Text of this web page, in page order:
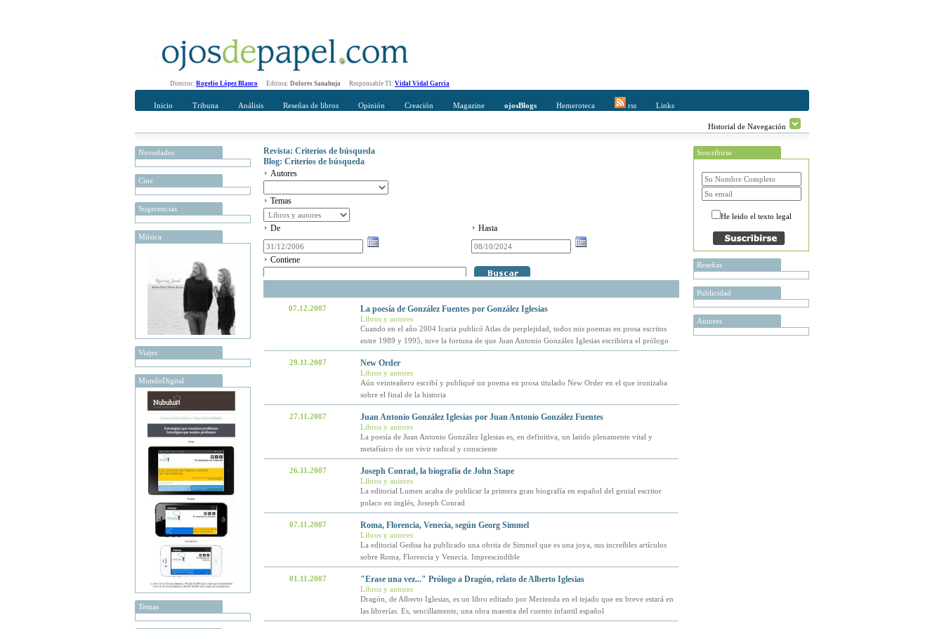
Director: Rogelio López Blanco Editora: Dolores Sanahuja Responsable TI: Vidal Vidal Garcia
Inicio Tribuna Análisis Reseñas de libros Opinión Creación Magazine ojosBlogs Hemeroteca rss Links
Historial de Navegación
Novedades
Cine
Sugerencias
Música
Viajes
MundoDigital
Temas
Revista: Criterios de búsqueda
Blog: Criterios de búsqueda
Autores
Temas
De Hasta
Contiene
07.12.2007 La poesía de González Fuentes por González Iglesias
Libros y autores
Cuando en el año 2004 Icaria publicó Atlas de perplejidad, todos mis poemas en prosa escritos
entre 1989 y 1995, tuve la fortuna de que Juan Antonio González Iglesias escribiera el prólogo
29.11.2007 New Order
Libros y autores
Aún veinteañero escribí y publiqué un poema en prosa titulado New Order en el que ironizaba
sobre el final de la historia
27.11.2007 Juan Antonio González Iglesias por Juan Antonio González Fuentes
Libros y autores
La poesía de Juan Antonio González Iglesias es, en definitiva, un latido plenamente vital y
metafísico de un vivir radical y consciente
26.11.2007 Joseph Conrad, la biografía de John Stape
Libros y autores
La editorial Lumen acaba de publicar la primera gran biografía en español del genial escritor
polaco en inglés, Joseph Conrad
07.11.2007 Roma, Florencia, Venecia, según Georg Simmel
Libros y autores
La editorial Gedisa ha publicado una obrita de Simmel que es una joya, sus increíbles artículos
sobre Roma, Florencia y Venecia. Imprescindible
01.11.2007 "Erase una vez..." Prólogo a Dragón, relato de Alberto Iglesias
Libros y autores
Dragón, de Alberto Iglesias, es un libro editado por Merienda en el tejado que en breve estará en
las librerías. Es, sencillamente, una obra maestra del cuento infantil español
Suscribirse
He leido el texto legal
Reseñas
Publicidad
Autores